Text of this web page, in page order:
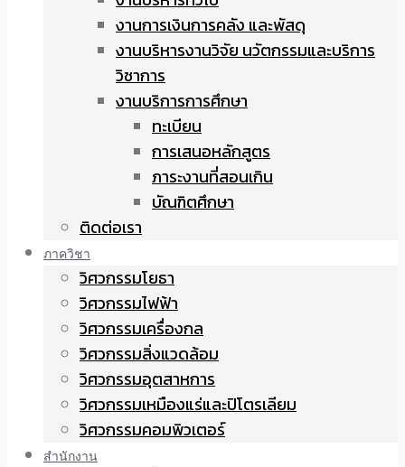
งานการเงินการคลัง และพัสดุ
งานบริหารงานวิจัย นวัตกรรมและบริการ
วิชาการ
งานบริการการศึกษา
ทะเบียน
การเสนอหลักสูตร
ภาระงานที่สอนเกิน
บัณฑิตศึกษา
ติดต่อเรา
ภาควิชา
วิศวกรรมโยธา
วิศวกรรมไฟฟ้า
วิศวกรรมเครื่องกล
วิศวกรรมสิ่งแวดล้อม
วิศวกรรมอุตสาหการ
วิศวกรรมเหมืองแร่และปิโตรเลียม
วิศวกรรมคอมพิวเตอร์
สำนักงาน